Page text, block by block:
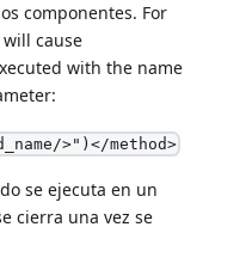
componentes. For
cause
with the name
>")</method>
se ejecuta en un
cierra una vez se